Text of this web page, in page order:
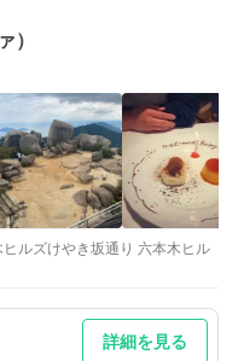
）
ルズけやき坂通り 六本木ヒル
詳細を見る